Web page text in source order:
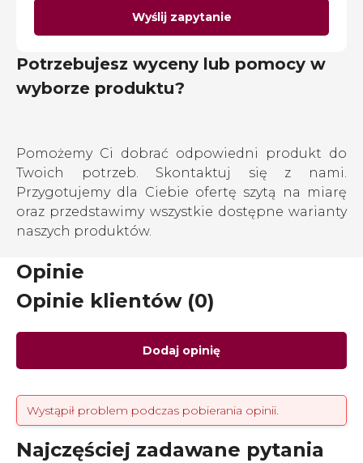
Wyślij zapytanie
Potrzebujesz wyceny lub pomocy w
wyborze produktu?
Pomożemy Ci dobrać odpowiedni produkt do
Twoich potrzeb. Skontaktuj się z nami.
Przygotujemy dla Ciebie ofertę szytą na miarę
oraz przedstawimy wszystkie dostępne warianty
naszych produktów.
Opinie
Opinie klientów (0)
Dodaj opinię
Wystąpił problem podczas pobierania opinii.
Najczęściej zadawane pytania